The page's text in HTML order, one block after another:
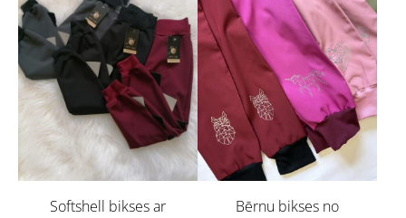
Softshell bikses ar
Bērnu bikses no